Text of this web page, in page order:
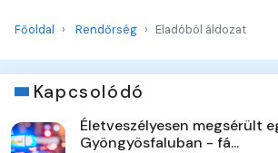
Főoldal Rendőrség Eladóból áldozat
Kapcsolódó
Életveszélyesen megsérült
Gyöngyösfaluban - fá...